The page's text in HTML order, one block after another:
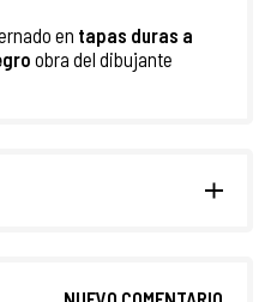
en tapas duras a
obra del dibujante